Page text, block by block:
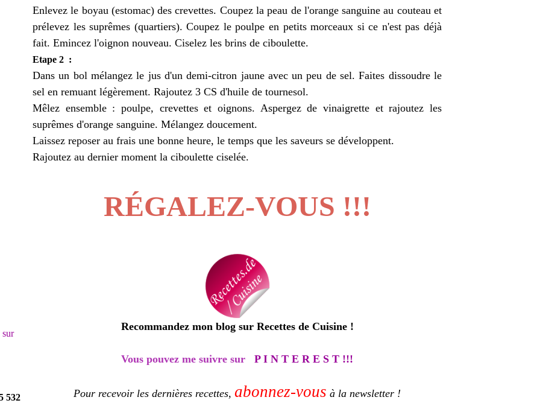
sur
532
Enlevez le boyau (estomac) des crevettes. Coupez la peau de l'orange sanguine au couteau et
prélevez les suprêmes (quartiers). Coupez le poulpe en petits morceaux si ce n'est pas déjà
fait. Emincez l'oignon nouveau. Ciselez les brins de ciboulette.
Etape 2 :
Dans un bol mélangez le jus d'un demi-citron jaune avec un peu de sel. Faites dissoudre le
sel en remuant légèrement. Rajoutez 3 CS d'huile de tournesol.
Mêlez ensemble : poulpe, crevettes et oignons. Aspergez de vinaigrette et rajoutez les
suprêmes d'orange sanguine. Mélangez doucement.
Laissez reposer au frais une bonne heure, le temps que les saveurs se développent.
Rajoutez au dernier moment la ciboulette ciselée.
RÉGALEZ-VOUS !!!
Recommandez mon blog sur Recettes de Cuisine!
Vous pouvez me suivre sur P I N T E R E S T !!!
Pour recevoir les dernières recettes, abonnez-vous à la newsletter !